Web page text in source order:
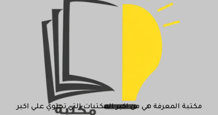
مكتبة المعرفة هي من اكبر المكتبات التي تحتوي علي اكبر